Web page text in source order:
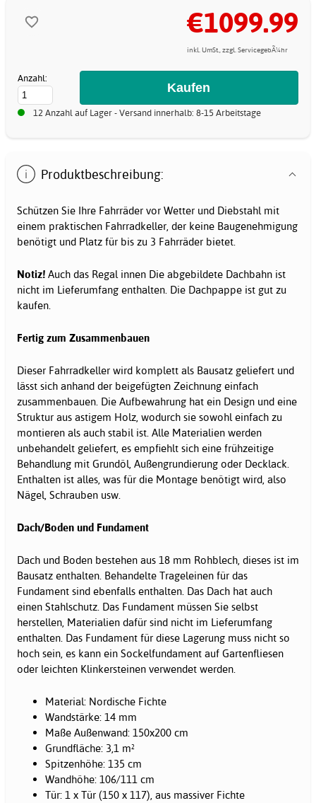
€1099.99
inkl. UmSt., zzgl. ServicegebÃ¼hr
Anzahl:
12 Anzahl auf Lager - Versand innerhalb: 8-15 Arbeitstage
Produktbeschreibung:
Schützen Sie Ihre Fahrräder vor Wetter und Diebstahl mit
einem praktischen Fahrradkeller, der keine Baugenehmigung
benötigt und Platz für bis zu 3 Fahrräder bietet.
Notiz! Auch das Regal innen Die abgebildete Dachbahn ist
nicht im Lieferumfang enthalten. Die Dachpappe ist gut zu
kaufen.
Fertig zum Zusammenbauen
Dieser Fahrradkeller wird komplett als Bausatz geliefert und
lässt sich anhand der beigefügten Zeichnung einfach
zusammenbauen. Die Aufbewahrung hat ein Design und eine
Struktur aus astigem Holz, wodurch sie sowohl einfach zu
montieren als auch stabil ist. Alle Materialien werden
unbehandelt geliefert, es empfiehlt sich eine frühzeitige
Behandlung mit Grundöl, Außengrundierung oder Decklack.
Enthalten ist alles, was für die Montage benötigt wird, also
Nägel, Schrauben usw.
Dach/Boden und Fundament
Dach und Boden bestehen aus 18 mm Rohblech, dieses ist im
Bausatz enthalten. Behandelte Trageleinen für das
Fundament sind ebenfalls enthalten. Das Dach hat auch
einen Stahlschutz. Das Fundament müssen Sie selbst
herstellen, Materialien dafür sind nicht im Lieferumfang
enthalten. Das Fundament für diese Lagerung muss nicht so
hoch sein, es kann ein Sockelfundament auf Gartenfliesen
oder leichten Klinkersteinen verwendet werden.
Material: Nordische Fichte
Wandstärke: 14 mm
Maße Außenwand: 150x200 cm
Grundfläche: 3,1 m²
Spitzenhöhe: 135 cm
Wandhöhe: 106/111 cm
Tür: 1 x Tür (150 x 117), aus massiver Fichte